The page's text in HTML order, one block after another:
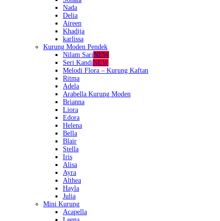
Nada
Delia
Aireen
Khadija
karlissa
Kurung Moden Pendek
Nilam SariNEW
Seri KandiNEW
Melodi Flora – Kurung Kaftan
Ritma
Adela
Arabella Kurung Moden
Brianna
Liora
Edora
Helena
Bella
Blair
Stella
Iris
Alisa
Ayra
Althea
Hayla
Julia
Mini Kurung
Acapella